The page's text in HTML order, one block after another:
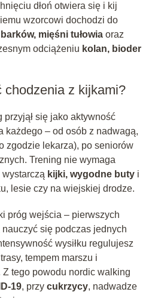
dłoń otwiera się i kij
wzorcowi dochodzi do
mięśni tułowiaoraz
odciążeniu kolan, bioder
chodzenia z kijkami?
się jako aktywność
każdego – od osób z nadwagą,
zgodzie lekarza), po seniorów
Trening nie wymaga
kijki, wygodne butyi
lesie czy na wiejskiej drodze.
próg wejścia – pierwszych
się podczas jednych
wysiłku regulujesz
tempem marszu i
Z tego powodu nordic walking
19, przy cukrzycy, nadwadze